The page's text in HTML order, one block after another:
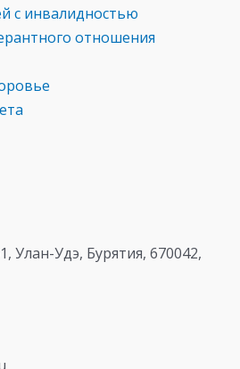
с инвалидностью
отношения
Улан-Удэ, Бурятия, 670042,